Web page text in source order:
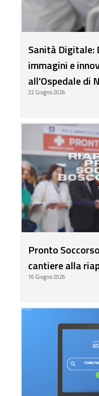
Sanità Digitale:
immagini e
all'Ospedale di
22 Giugno 2026
Pronto
cantiere alla
16 Giugno 2026